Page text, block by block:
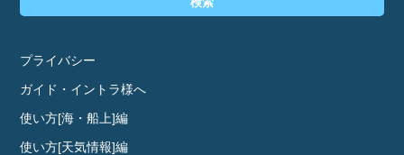
プライバシー
ガイド・イントラ様へ
使い方[海・船上]編
使い方[天気情報]編